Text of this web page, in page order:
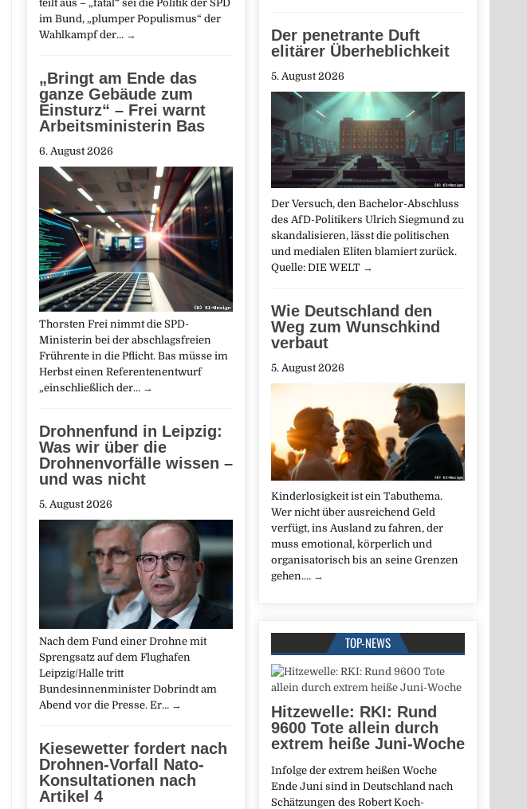
Der penetrante Duft
elitärer Überheblichkeit
5. August 2026
Der Versuch, den Bachelor-Abschluss
des AfD-Politikers Ulrich Siegmund zu
skandalisieren, lässt die politischen
und medialen Eliten blamiert zurück.
Quelle: DIE WELT →
Wie Deutschland den
Weg zum Wunschkind
verbaut
5. August 2026
Kinderlosigkeit ist ein Tabuthema.
Wer nicht über ausreichend Geld
verfügt, ins Ausland zu fahren, der
muss emotional, körperlich und
organisatorisch bis an seine Grenzen
gehen.… →
TOP-NEWS
Hitzewelle: RKI: Rund
9600 Tote allein durch
extrem heiße Juni-Woche
Infolge der extrem heißen Woche
Ende Juni sind in Deutschland nach
Schätzungen des Robert Koch-
teilt aus – „fatal“ sei die Politik der SPD
im Bund, „plumper Populismus“ der
Wahlkampf der… →
„Bringt am Ende das
ganze Gebäude zum
Einsturz“ – Frei warnt
Arbeitsministerin Bas
6. August 2026
Thorsten Frei nimmt die SPD-
Ministerin bei der abschlagsfreien
Frührente in die Pflicht. Bas müsse im
Herbst einen Referentenentwurf
„einschließlich der… →
Drohnenfund in Leipzig:
Was wir über die
Drohnenvorfälle wissen –
und was nicht
5. August 2026
Nach dem Fund einer Drohne mit
Sprengsatz auf dem Flughafen
Leipzig/Halle tritt
Bundesinnenminister Dobrindt am
Abend vor die Presse. Er… →
Kiesewetter fordert nach
Drohnen-Vorfall Nato-
Konsultationen nach
Artikel 4